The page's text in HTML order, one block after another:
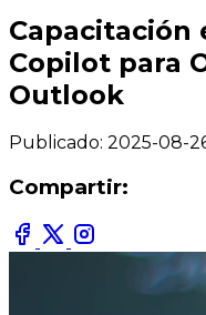
Capacitación
Copilot para
Outlook
Publicado: 2025-08-
Compartir: